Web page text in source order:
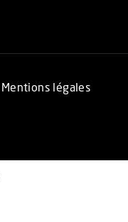
Mentions légales